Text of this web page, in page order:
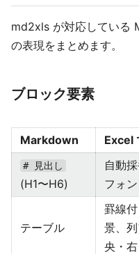
md2xls が対応している
の表現をまとめます。
ブロック要素
Markdown Excel
# 見出し
(H1〜H6)
自動
フォ
テーブル
罫線
景、
央・右